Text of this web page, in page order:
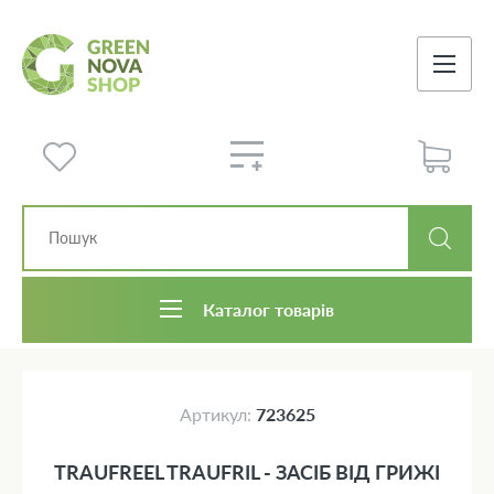
Каталог товарів
Артикул: 723625
TRAUFREEL TRAUFRIL - ЗАСІБ ВІД ГРИЖІ